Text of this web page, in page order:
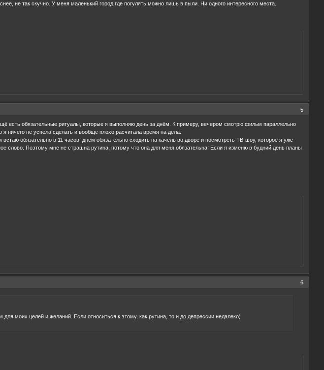
не так скучно. У меня маленький город где погулять можно лишь в пыли. Ни одного интересного места.
5
есть обязательные ритуалы, которые я выполняю день за днём. К примеру, вечером смотрю фильм параллельно
ничего не успела сделать и вообще плохо расчитала время на дела.
обязательно в 11 часов, днём обязательно сходить на качель во дворе и посмотреть ТВ-шоу, которое я уже
слово. Поэтому мне не страшна рутина, потому что она для меня обязательна. Если я изменю в будний день планы
6
моих целей и желаний. Если относиться к этому, как рутина, то и до депрессии недалеко)